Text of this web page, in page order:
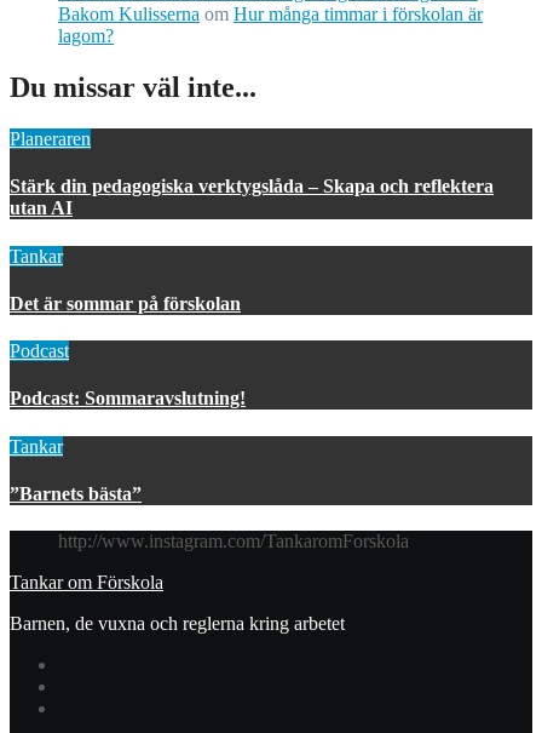
Bakom Kulisserna om Hur många timmar i förskolan är
lagom?
Du missar väl inte...
Planeraren
Stärk din pedagogiska verktygslåda – Skapa och reflektera
utan AI
Tankar
Det är sommar på förskolan
Podcast
Podcast: Sommaravslutning!
Tankar
”Barnets bästa”
http://www.instagram.com/TankaromForskola
Tankar om Förskola
Barnen, de vuxna och reglerna kring arbetet